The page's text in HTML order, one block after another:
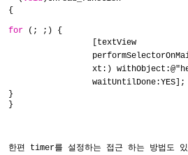
{
for (; ;) {
[textView
xt:)
waitUntilDone:YES];
}
}
한편 timer를 설정하는 접근 하는 방법도 있